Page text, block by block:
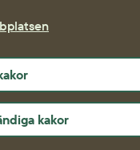
kakor